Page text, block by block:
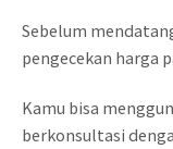
Sebelum
pengecekan harga
Kamu bisa
berkonsultasi